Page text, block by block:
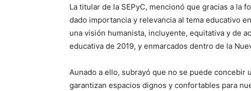
La titular de la SEPyC, mencionó que gracias a la
dado importancia y relevancia al tema educativo
una visión humanista, incluyente, equitativa y de
educativa de 2019, y enmarcados dentro de la
Aunado a ello, subrayó que no se puede concebir
garantizan espacios dignos y confortables para